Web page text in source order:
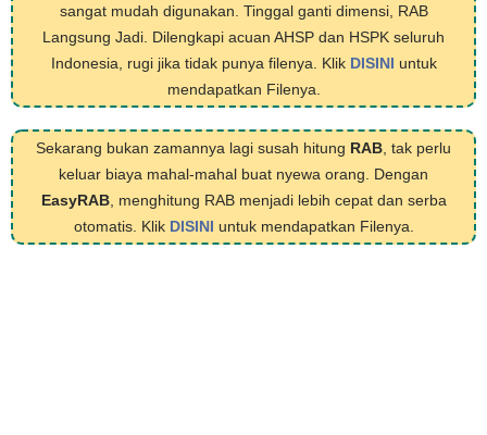
sangat mudah digunakan. Tinggal ganti dimensi, RAB
Langsung Jadi. Dilengkapi acuan AHSP dan HSPK seluruh
Indonesia, rugi jika tidak punya filenya. Klik DISINI untuk
mendapatkan Filenya.
Sekarang bukan zamannya lagi susah hitung RAB , tak perlu
keluar biaya mahal-mahal buat nyewa orang. Dengan
EasyRAB, menghitung RAB menjadi lebih cepat dan serba
otomatis. Klik DISINI untuk mendapatkan Filenya.